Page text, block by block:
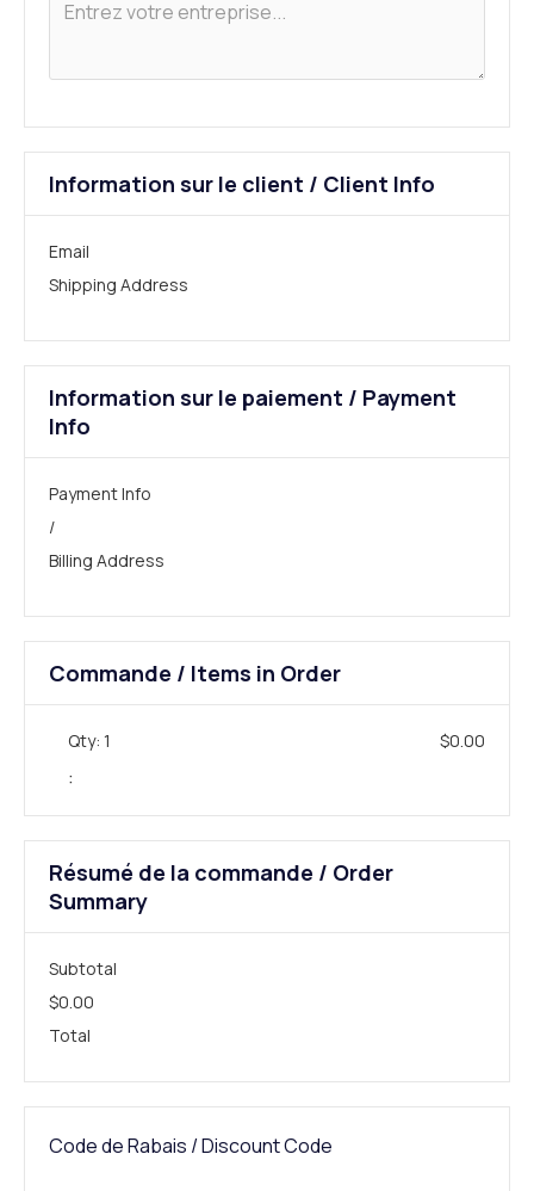
Information sur le client / Client Info
Email
Shipping Address
Information sur le paiement / Payment
Info
Payment Info
/
Billing Address
Commande / Items in Order
1
:
$0.00
Résumé de la commande / Order
Summary
Subtotal
$0.00
Total
Code de Rabais / Discount Code